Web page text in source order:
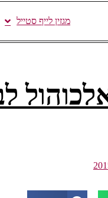
מגזין לייף סטייל